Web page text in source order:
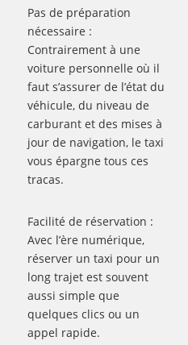
Pas de préparation
nécessaire :
Contrairement à une
voiture personnelle où il
faut s’assurer de l’état du
véhicule, du niveau de
carburant et des mises à
jour de navigation, le taxi
vous épargne tous ces
tracas.
Facilité de réservation :
Avec l’ère numérique,
réserver un taxi pour un
long trajet est souvent
aussi simple que
quelques clics ou un
appel rapide.